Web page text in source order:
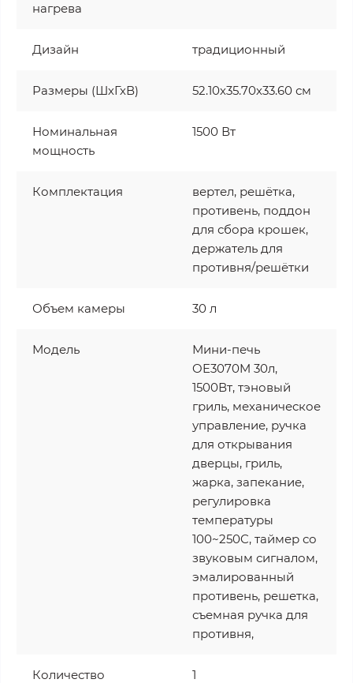
нагрева
Дизайн традиционный
Размеры (ШхГхВ) 52.10х35.70х33.60 см
Номинальная
мощность
1500 Вт
Комплектация
вертел, решётка,
противень, поддон
для сбора крошек,
держатель для
противня/решётки
Объем камеры 30 л
Модель
Мини-печь
OE3070M 30л,
1500Вт, тэновый
гриль, механическое
управление, ручка
для открывания
дверцы, гриль,
жарка, запекание,
регулировка
температуры
100~250C, таймер со
звуковым сигналом,
эмалированный
противень, решетка,
съемная ручка для
противня,
Количество
1